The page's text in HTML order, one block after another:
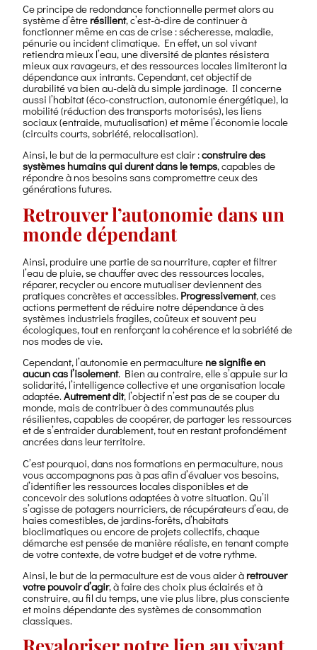
Ce principe de redondance fonctionnelle permet alors au
système d’être résilient, c’est-à-dire de continuer à
fonctionner même en cas de crise : sécheresse, maladie,
pénurie ou incident climatique. En effet, un sol vivant
retiendra mieux l’eau, une diversité de plantes résistera
mieux aux ravageurs, et des ressources locales limiteront la
dépendance aux intrants. Cependant, cet objectif de
durabilité va bien au-delà du simple jardinage. Il concerne
aussi l’habitat (éco-construction, autonomie énergétique), la
mobilité (réduction des transports motorisés), les liens
sociaux (entraide, mutualisation) et même l’économie locale
(circuits courts, sobriété, relocalisation).
Ainsi, le but de la permaculture est clair :construire des
systèmes humains qui durent dans le temps, capables de
répondre à nos besoins sans compromettre ceux des
générations futures.
Retrouver l’autonomie dans un
monde dépendant
Dans
un
monde
où
la
majorité
des
gens
dépend
de
grandes
structures
pour
se
nourrir,
se
soigner,
se
loger
ou
se
déplacer,
la
permaculture
offre
avant
tout
un
souffle
Ainsi, produire une partie de sa nourriture, capter et filtrer
l’eau de pluie, se chauffer avec des ressources locales,
réparer, recycler ou encore mutualiser deviennent des
pratiques concrètes et accessibles. Progressivement, ces
actions permettent de réduire notre dépendance à des
systèmes industriels fragiles, coûteux et souvent peu
écologiques, tout en renforçant la cohérence et la sobriété de
nos modes de vie.
Cependant, l’autonomie en permaculture ne signifie en
aucun cas l’isolement. Bien au contraire, elle s’appuie sur la
solidarité, l’intelligence collective et une organisation locale
adaptée.Autrement dit, l’objectif n’est pas de se couper du
monde, mais de contribuer à des communautés plus
résilientes, capables de coopérer, de partager les ressources
et de s’entraider durablement, tout en restant profondément
ancrées dans leur territoire.
C’est pourquoi, dans nos formations en permaculture, nous
vous accompagnons pas à pas afin d’évaluer vos besoins,
d’identifier les ressources locales disponibles et de
concevoir des solutions adaptées à votre situation. Qu’il
s’agisse de potagers nourriciers, de récupérateurs d’eau, de
haies comestibles, de jardins-forêts, d’habitats
bioclimatiques ou encore de projets collectifs, chaque
démarche est pensée de manière réaliste, en tenant compte
de votre contexte, de votre budget et de votre rythme.
Ainsi, le but de la permaculture est de vous aider à retrouver
votre pouvoir d’agir, à faire des choix plus éclairés et à
construire, au fil du temps, une vie plus libre, plus consciente
et moins dépendante des systèmes de consommation
classiques.